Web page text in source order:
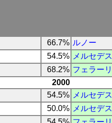
66.7% ルノー
54.5% メルセデス
68.2% フェラーリ
2000
54.5% メルセデス
50.0% メルセデス